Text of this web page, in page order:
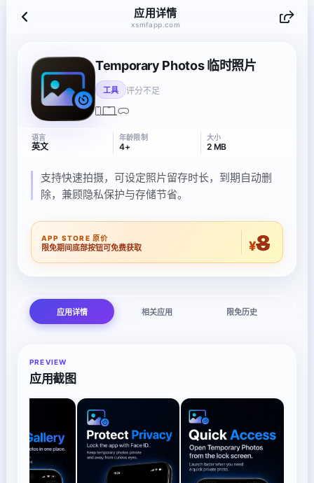
应用详情
xsmfapp.com
Temporary Photos 临时照片
工具 评分不足
语言
英文
年龄限制
4+
大小
2 MB
支持快速拍摄，可设定照片留存时长，到期自动删
除，兼顾隐私保护与存储节省。
APP STORE 原价
限免期间底部按钮可免费获取 ¥8
应用详情 相关应用 限免历史
PREVIEW
应用截图